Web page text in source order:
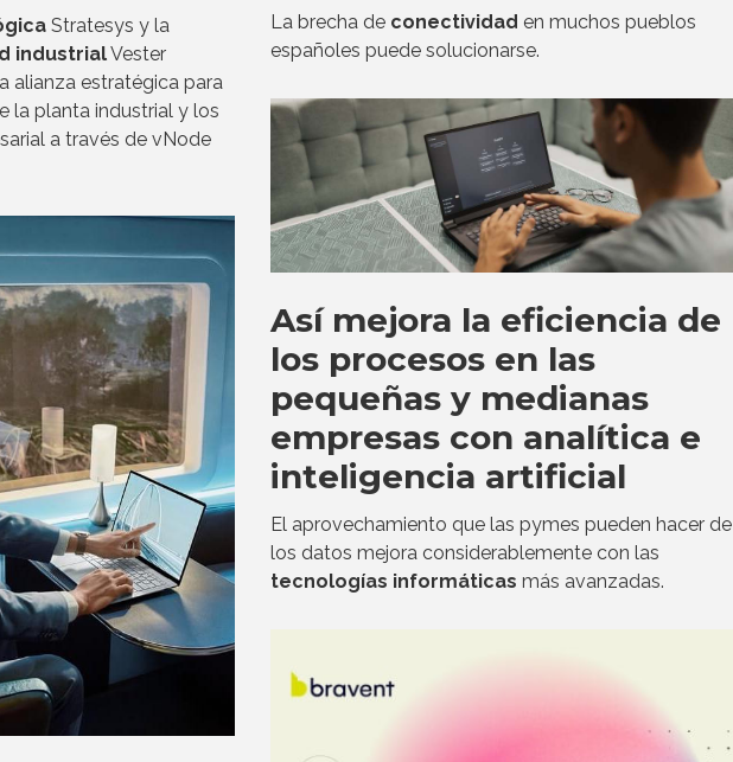
Stratesys y la
industrialVester
alianza estratégica para
la planta industrial y los
a través de vNode
La brecha de conectividad en muchos pueblos
españoles puede solucionarse.
Así mejora la eficiencia de
los procesos en las
pequeñas y medianas
empresas con analítica e
inteligencia artificial
El aprovechamiento que las pymes pueden hacer de
los datos mejora considerablemente con las
tecnologías informáticas más avanzadas.